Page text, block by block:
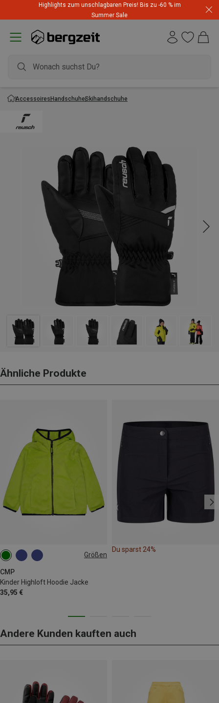
Highlights zum unschlagbaren Preis! Bis zu -60 % im
Summer Sale
AccessoiresHandschuheSkihandschuhe
Ähnliche Produkte
Größen
CMP
Kinder Highloft Hoodie Jacke
35,95 €
98
Du sparst 24%
Andere Kunden kauften auch